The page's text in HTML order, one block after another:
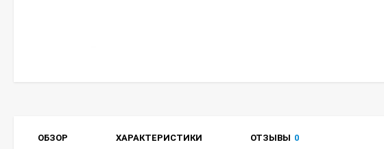
ОБЗОР ХАРАКТЕРИСТИКИ ОТЗЫВЫ 0